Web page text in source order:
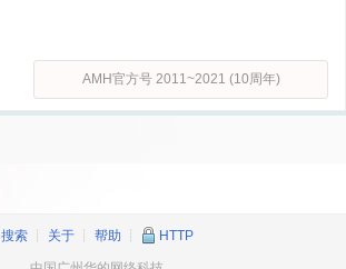
AMH官方号 2011~2021 (10周年)
搜索┊ 关于┊ 帮助 HTTP